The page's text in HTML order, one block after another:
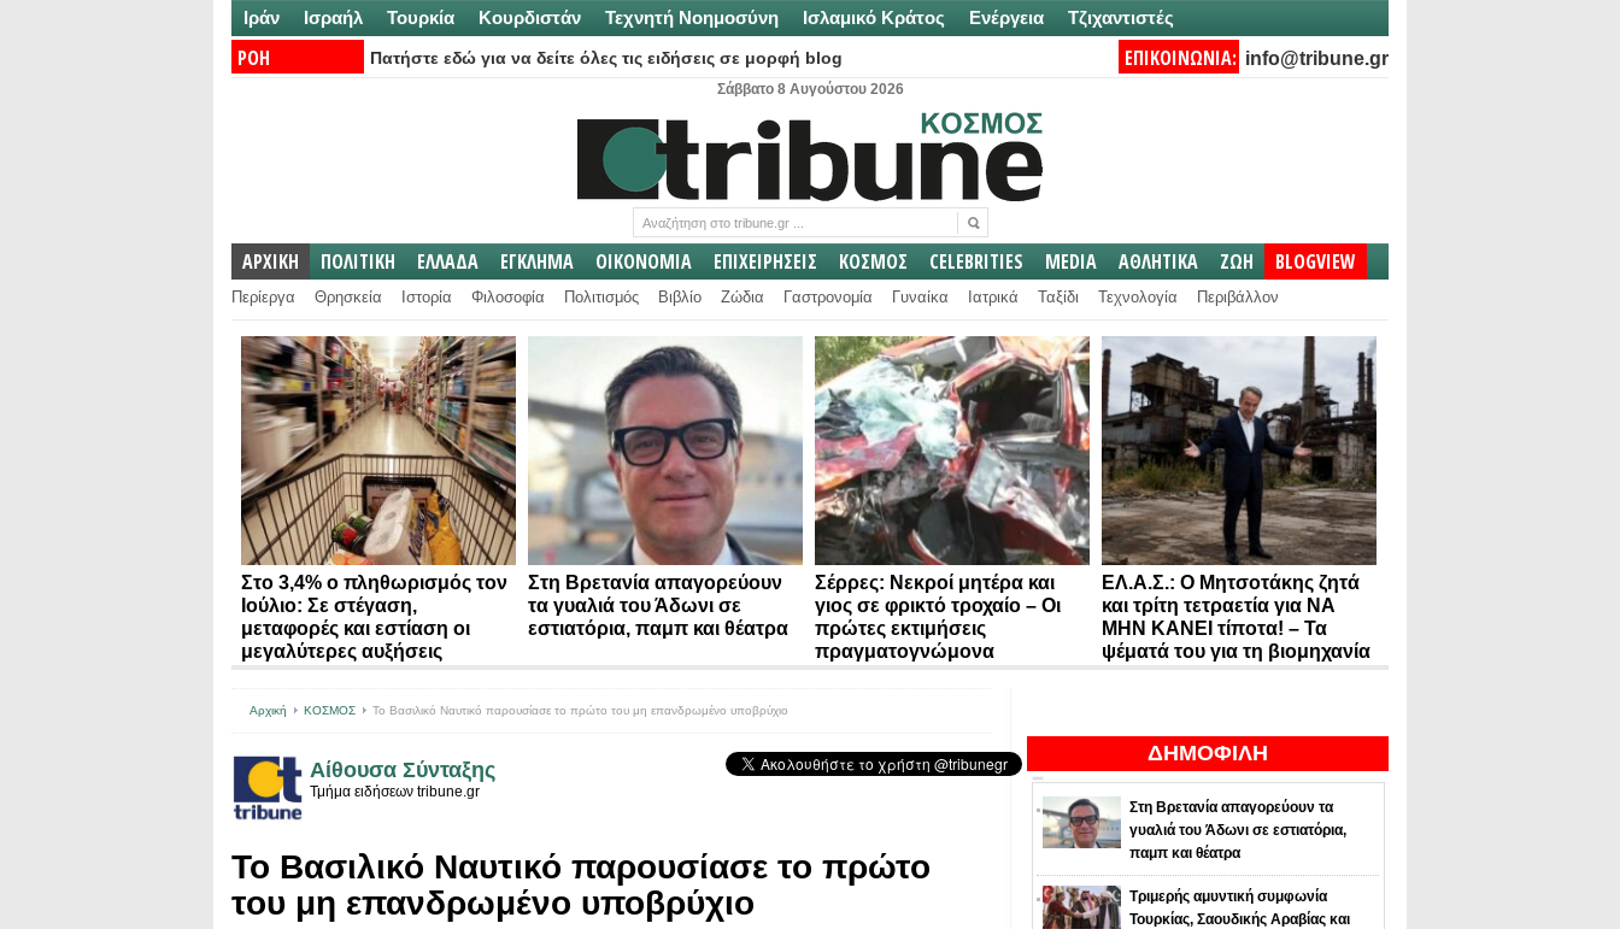
Ιράν Ισραήλ Τουρκία Κουρδιστάν Τεχνητή Νοημοσύνη Ισλαμικό Κράτος Ενέργεια Τζιχαντιστές
ΡΟΗ
Πατήστε εδώ για να δείτε όλες τις ειδήσεις σε μορφή blog ΕΠΙΚΟΙΝΩΝΙΑ: info@tribune.gr
Σάββατο 8 Αυγούστου 2026
ΑΡΧΙΚΗ ΠΟΛΙΤΙΚΗ ΕΛΛΑΔΑ ΕΓΚΛΗΜΑ ΟΙΚΟΝΟΜΙΑ ΕΠΙΧΕΙΡΗΣΕΙΣ ΚΟΣΜΟΣ CELEBRITIES MEDIA ΑΘΛΗΤΙΚΑ ΖΩΗ BLOGVIEW
Περίεργα Θρησκεία Ιστορία Φιλοσοφία Πολιτισμός Βιβλίο Ζώδια Γαστρονομία Γυναίκα Ιατρικά Ταξίδι Τεχνολογία Περιβάλλον
Στο 3,4% ο πληθωρισμός τον
Ιούλιο: Σε στέγαση,
μεταφορές και εστίαση οι
μεγαλύτερες αυξήσεις
Στη Βρετανία απαγορεύουν
τα γυαλιά του Άδωνι σε
εστιατόρια, παμπ και θέατρα
Σέρρες: Νεκροί μητέρα και
γιος σε φρικτό τροχαίο – Οι
πρώτες εκτιμήσεις
πραγματογνώμονα
ΕΛ.Α.Σ.: Ο Μητσοτάκης ζητά
και τρίτη τετραετία για ΝΑ
ΜΗΝ ΚΑΝΕΙ τίποτα! – Τα
ψέματά του για τη βιομηχανία
ΔΗΜΟΦΙΛΗ
Στη Βρετανία απαγορεύουν τα
γυαλιά του Άδωνι σε εστιατόρια,
παμπ και θέατρα
Τριμερής αμυντική συμφωνία
Τουρκίας, Σαουδικής Αραβίας και
Αρχική ΚΟΣΜΟΣ Το Βασιλικό Ναυτικό παρουσίασε το πρώτο του μη επανδρωμένο υποβρύχιο
Αίθουσα Σύνταξης
Τμήμα ειδήσεων tribune.gr
Το Βασιλικό Ναυτικό παρουσίασε το πρώτο
του μη επανδρωμένο υποβρύχιο